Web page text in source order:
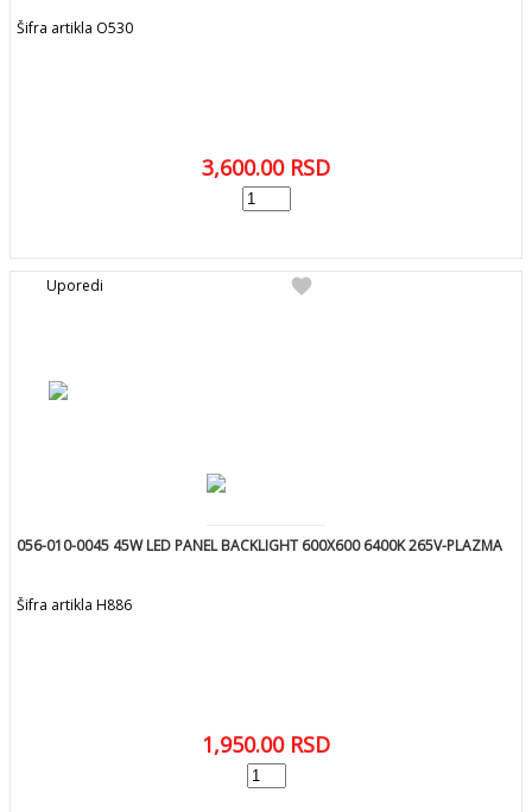
Šifra artikla O530
3,600.00 RSD
favorite
Uporedi
056-010-0045 45W LED PANEL BACKLIGHT 600X600 6400K 265V-PLAZMA
Šifra artikla H886
1,950.00 RSD